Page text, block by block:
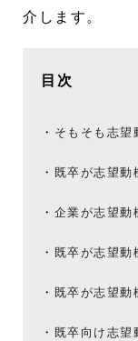
介します。
目次
そもそも志望
既卒が志望動
企業が志望動
既卒が志望動
既卒が志望動
既卒向け志望